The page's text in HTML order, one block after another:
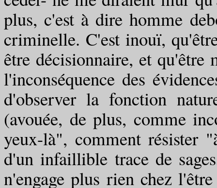
plus, c'est à dire homme
criminelle. C'est inouï,
être décisionnaire, et qu'être
l'inconséquence des
d'observer la fonction
(avouée, de plus, comme
yeux-là", comment résister
d'un infaillible trace de
n'engage plus rien chez